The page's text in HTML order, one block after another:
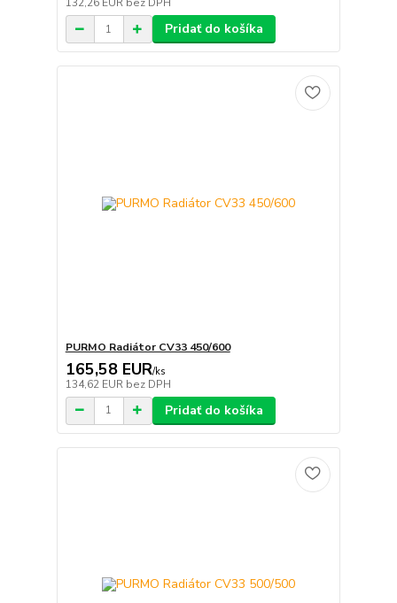
132,26 EUR bez DPH
Pridať do košíka
PURMO Radiátor CV33 450/600
165,58 EUR/ks
134,62 EUR bez DPH
Pridať do košíka